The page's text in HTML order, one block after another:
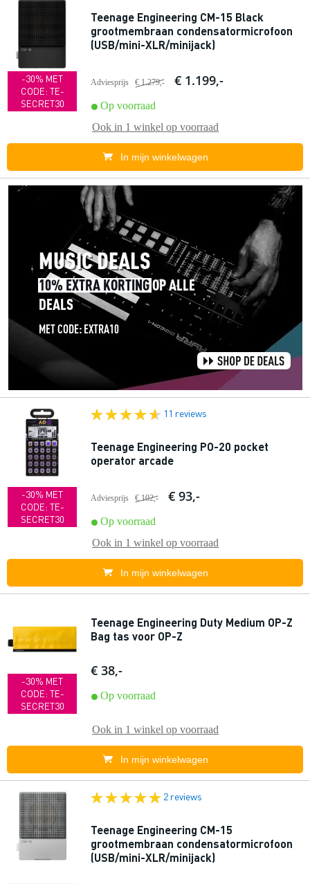
-30% MET
CODE: TE-
SECRET30
Teenage Engineering CM-15 Black
grootmembraan condensatormicrofoon
(USB/mini-XLR/minijack)
Adviesprijs € 1.279,- € 1.199,-
Op voorraad
Ook in 1 winkel op voorraad
In mijn winkelwagen
-30% MET
CODE: TE-
SECRET30
11 reviews
Teenage Engineering PO-20 pocket
operator arcade
Adviesprijs € 102,- € 93,-
Op voorraad
Ook in 1 winkel op voorraad
In mijn winkelwagen
-30% MET
CODE: TE-
SECRET30
Teenage Engineering Duty Medium OP-Z
Bag tas voor OP-Z
€ 38,-
Op voorraad
Ook in 1 winkel op voorraad
In mijn winkelwagen
2 reviews
Teenage Engineering CM-15
grootmembraan condensatormicrofoon
(USB/mini-XLR/minijack)